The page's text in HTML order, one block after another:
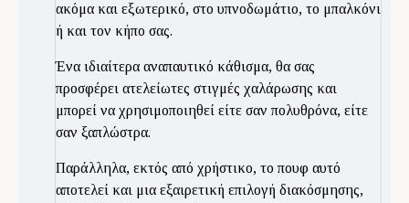
ακόμα και εξωτερικό, στο υπνοδωμάτιο, το μπαλκόνι
ή και τον κήπο σας.
Ένα ιδιαίτερα αναπαυτικό κάθισμα, θα σας
προσφέρει ατελείωτες στιγμές χαλάρωσης και
μπορεί να χρησιμοποιηθεί είτε σαν πολυθρόνα, είτε
σαν ξαπλώστρα.
Παράλληλα, εκτός από χρήστικο, το πουφ αυτό
αποτελεί και μια εξαιρετική επιλογή διακόσμησης,